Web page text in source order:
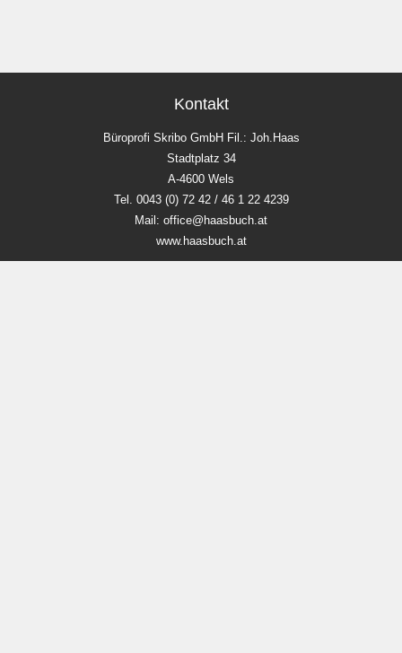
Kontakt
Büroprofi Skribo GmbH Fil.: Joh.Haas
Stadtplatz 34
A-4600 Wels
Tel. 0043 (0) 72 42 / 46 1 22 4239
Mail: office@haasbuch.at
www.haasbuch.at